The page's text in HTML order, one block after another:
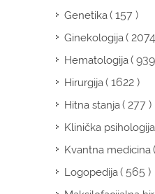
Genetika( 157 )
Ginekologija(
Hematologija(
Hirurgija( 1622 )
Hitna stanja( 277 )
Klinička psihologija
Kvantna medicina
Logopedija( 565 )